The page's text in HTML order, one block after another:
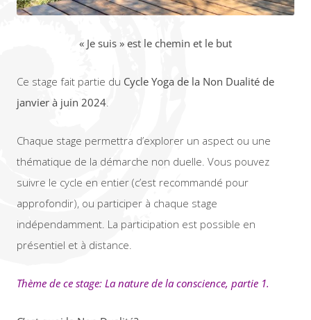
« Je suis » est le chemin et le but
Ce stage fait partie du Cycle Yoga de la Non Dualité de
janvier à juin 2024.
Chaque stage permettra d’explorer un aspect ou une
thématique de la démarche non duelle. Vous pouvez
suivre le cycle en entier (c’est recommandé pour
approfondir), ou participer à chaque stage
indépendamment. La participation est possible en
présentiel et à distance.
Thème de ce stage: La nature de la conscience, partie 1.